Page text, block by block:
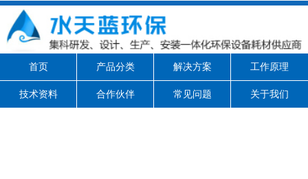
首页 产品分类 解决方案 工作原理
技术资料 合作伙伴 常见问题 关于我们